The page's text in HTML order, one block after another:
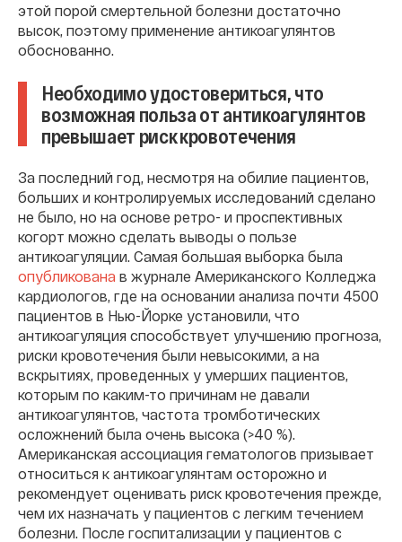
этой порой смертельной болезни достаточно
высок, поэтому применение антикоагулянтов
обоснованно.
Необходимо удостовериться, что
возможная польза от антикоагулянтов
превышает риск кровотечения
За последний год, несмотря на обилие пациентов,
больших и контролируемых исследований сделано
не было, но на основе ретро- и проспективных
когорт можно сделать выводы о пользе
антикоагуляции. Самая большая выборка была
опубликована в журнале Американского Колледжа
кардиологов, где на основании анализа почти 4500
пациентов в Нью-Йорке установили, что
антикоагуляция способствует улучшению прогноза,
риски кровотечения были невысокими, а на
вскрытиях, проведенных у умерших пациентов,
которым по каким-то причинам не давали
антикоагулянтов, частота тромботических
осложнений была очень высока (>40 %).
Американская ассоциация гематологов призывает
относиться к антикоагулянтам осторожно и
рекомендует оценивать риск кровотечения прежде,
чем их назначать у пациентов с легким течением
болезни. После госпитализации у пациентов с